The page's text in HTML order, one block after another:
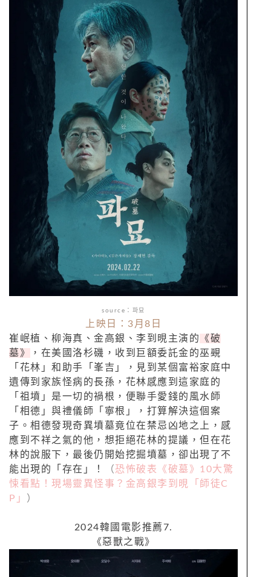
source：파묘
上映日：3月8日
崔岷植、柳海真、金高銀、李到晛主演的
《破
墓》
，在美國洛杉磯，收到巨額委託金的巫覡
「花林」和助手「峯吉」，見到某個富裕家庭中
遺傳到家族怪病的長孫，花林感應到這家庭的
「祖墳」是一切的禍根，便聯手愛錢的風水師
「相德」與禮儀師「寧根」，打算解決這個案
子。相德發現奇異墳墓竟位在禁忌凶地之上，感
應到不祥之氣的他，想拒絕花林的提議，但在花
林的說服下，最後仍開始挖掘墳墓，卻出現了不
能出現的「存在」！
（ 恐怖破表《破墓》10大驚
悚看點！現場靈異怪事？金高銀李到晛「師徒C
P」
）
2024韓國電影推薦7.
《惡獸之戰》